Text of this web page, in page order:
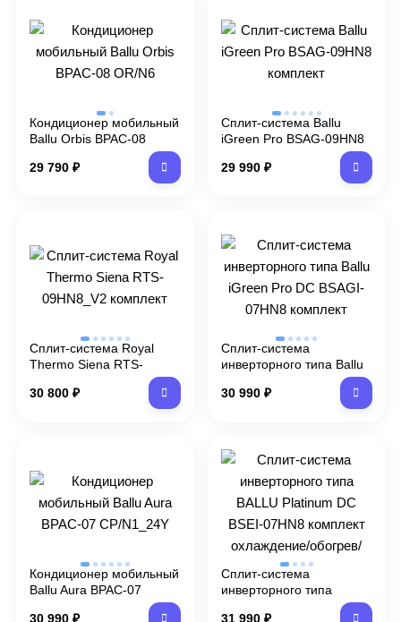
Кондиционер мобильный
Ballu Orbis BPAC-08
29 790 ₽
Сплит-система Ballu
iGreen Pro BSAG-09HN8
29 990 ₽
Сплит-система Royal
Thermo Siena RTS-
30 800 ₽
Сплит-система
инверторного типа Ballu
iGreen Pro DC BSAGI-
07HN8 комплект
30 990 ₽
Кондиционер мобильный
Ballu Aura BPAC-07
30 990 ₽
Сплит-система
инверторного типа
BALLU Platinum DC BSEI-
31 990 ₽